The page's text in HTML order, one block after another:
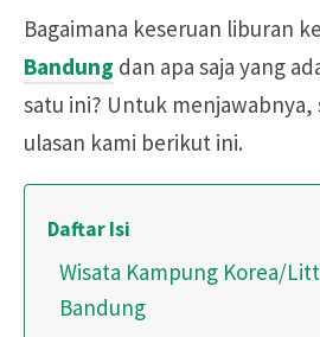
Bagaimana keseruan liburan ke
Bandung dan apa saja yang
satu ini? Untuk menjawabnya,
ulasan kami berikut ini.
Daftar Isi
Wisata Kampung Korea/
Bandung